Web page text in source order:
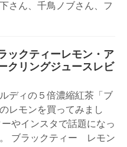
さん、千鳥ノブさん、フ
ックティーレモン・ア
クリングジュースレビ
ディの５倍濃縮紅茶「ブ
レモンを買ってみまし
やインスタで話題になっ
ブラックティー レモン